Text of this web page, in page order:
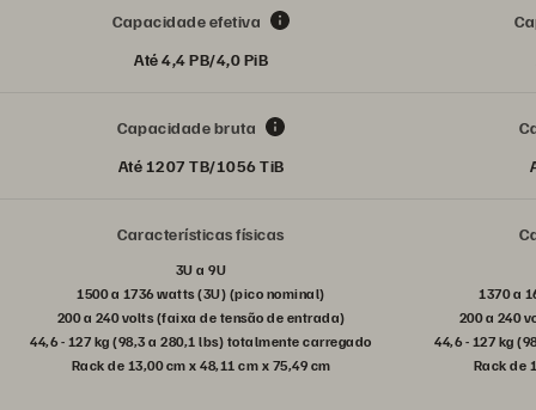
Capacidade efetiva
Até 4,4 PB/4,0 PiB
Capacidade bruta
Até 1207 TB/1056 TiB
Características físicas
3U a 9U
1500 a 1736 watts (3U) (pico nominal)
200 a 240 volts (faixa de tensão de entrada)
44,6 - 127 kg (98,3 a 280,1 lbs) totalmente carregado
Rack de 13,00 cm x 48,11 cm x 75,49 cm
1370 a
200 a 240
44,6 - 127 kg
Rack de